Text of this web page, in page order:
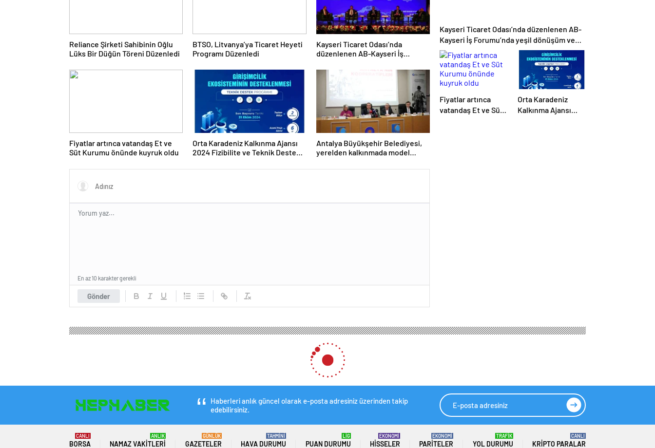
Reliance Şirketi Sahibinin Oğlu
Lüks Bir Düğün Töreni Düzenledi
BTSO, Litvanya’ya Ticaret Heyeti
Programı Düzenledi
Kayseri Ticaret Odası’nda
düzenlenen AB-Kayseri İş
dijitalleşme vurgusu yapıldı
Fiyatlar artınca vatandaş Et ve
Süt Kurumu önünde kuyruk oldu
Orta Karadeniz Kalkınma Ajansı
2024 Fizibilite ve Teknik Destek
Antalya Büyükşehir Belediyesi,
yerelden kalkınmada model
Gönder
En az 10 karakter gerekli
Kayseri Ticaret Odası’nda düzenlenen AB-
Kayseri İş Forumu’nda yeşil dönüşüm ve
dijitalleşme vurgusu yapıldı
Fiyatlar artınca
vatandaş Et ve Süt
Orta Karadeniz
Kalkınma Ajansı
Haberleri anlık güncel olarak e-posta adresiniz üzerinden takip
edebilirsiniz.
BORSA
CANLI
NAMAZ VAKITLERI
ANLIK
GAZETELER
GÜNLÜK
HAVA DURUMU
TAHMİNİ
PUAN DURUMU
LİG
HISSELER
EKONOMİ
PARITELER
EKONOMİ
YOL DURUMU
TRAFİK
KRIPTO PARALAR
CANLI